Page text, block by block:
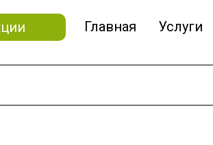
Главная Услуги